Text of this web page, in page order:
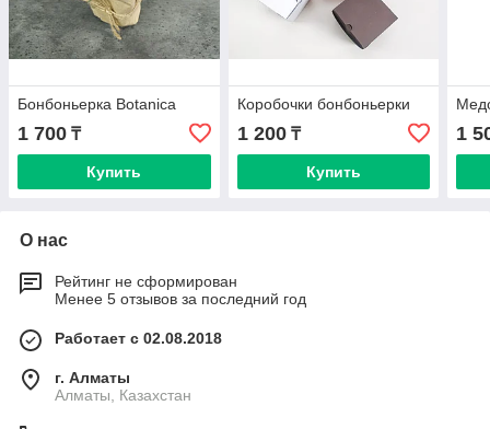
Бонбоньерка Botanica
1 700 ₸
Купить
Коробочки бонбоньерки
1 200₸
Купить
1
О нас
Рейтинг не сформирован
Менее 5 отзывов за последний год
Работает с 02.08.2018
г. Алматы
Алматы, Казахстан